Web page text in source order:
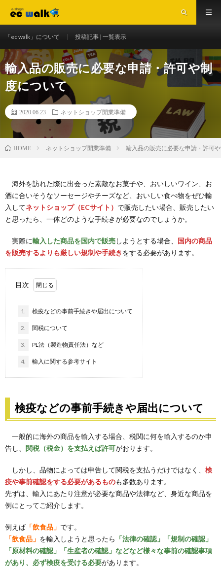
「ec walk」について 投稿記事 | 一覧表示
輸入品の販売に必要な申請・許可や制
度について
2020.06.23 ネットショップ開業準備
HOME ネットショップ開業準備 輸入品の販売に必要な申請・許可
海外を訪れた際に出会った素敵なお菓子や、おいしいワイン、お
酒に合いそうなソーセージやチーズなど、おいしい食べ物をぜひ輸
入してネットショップ（ECサイト） で販売したい場合、販売したい
と思ったら、一体どのような手続きが必要なのでしょうか。
実際に輸入した商品を国内で販売しようとする場合、 国内の商品
を販売するよりも厳しい規制や手続きをする必要があります。
目次
1. 検疫などの事前手続きや届出について
2. 関税について
3. PL法（製造物責任法）など
4. 輸入に関する参考サイト
検疫などの事前手続きや届出について
一般的に海外の商品を輸入する場合、税関に何を輸入するのか申
告し、 関税（税金）を支払えば許可がおります。
しかし、品物によっては申告して関税を支払うだけではなく、 検
疫や事前確認をする必要があるものも多数あります。
先ずは、輸入にあたり注意が必要な商品や法律など、身近な商品を
例にとってご紹介します。
例えば「飲食品」 です。
「飲食品」 を輸入しようと思ったら 「法律の確認」「規制の確認」
「原材料の確認」「生産者の確認」などなど様々な事前の確認事項
があり、必ず検疫を受ける必要があります。